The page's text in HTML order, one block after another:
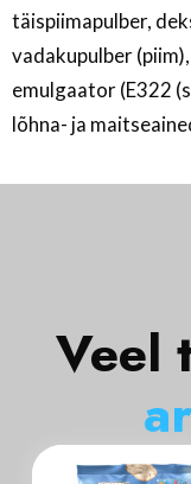
täispiimapulber,
vadakupulber
emulgaator (E322
lõhna- ja
Veel
ar